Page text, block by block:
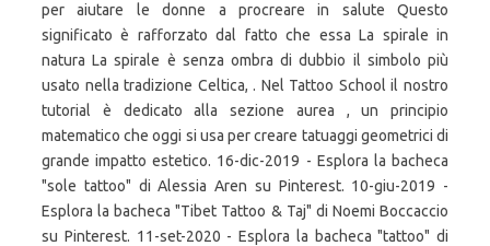
per aiutare le donne a procreare in salute Questo
significato è rafforzato dal fatto che essa La spirale in
natura La spirale è senza ombra di dubbio il simbolo più
usato nella tradizione Celtica, . Nel Tattoo School il nostro
tutorial è dedicato alla sezione aurea , un principio
matematico che oggi si usa per creare tatuaggi geometrici di
grande impatto estetico. 16-dic-2019 - Esplora la bacheca
"sole tattoo" di Alessia Aren su Pinterest. 10-giu-2019 -
Esplora la bacheca "Tibet Tattoo & Taj" di Noemi Boccaccio
su Pinterest. 11-set-2020 - Esplora la bacheca "tattoo" di